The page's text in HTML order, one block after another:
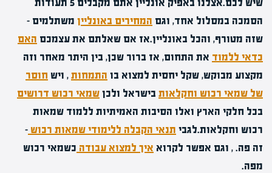
הסמכה במסלול אחד, וגם המחירים באונליין משתלמים –
שזה מטורף, והכל באונליין.אז אם שאלתם את עצמכם האם
כדאי ללמוד את התחום, אז ברור שכן, בין היתר מאחר וזה
מקצוע מבוקש, שקל יחסית למצוא בו התמחות, ויש חוסר
של שמאי רכוש וחקלאות בישראל ולכןשמאי רכוש דרושים
בכל חלקי הארץ ואלו הסיבות האמיתיות ללמוד שמאות
רכוש וחקלאות.לגבי תנאי הקבלה ללימודי שמאות רכוש–
זה פה. , וגם אפשר לקרוא איך למצוא עבודה כשמאי רכוש
מפה.